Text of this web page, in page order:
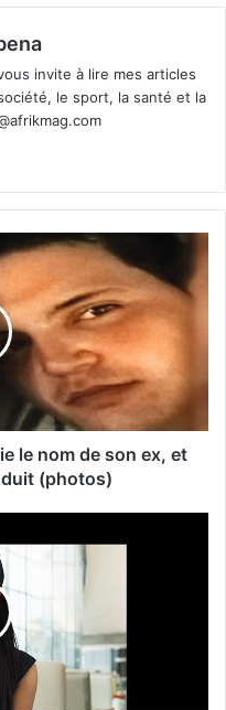
invite à lire mes articles
le sport, la santé et la
le nom de son ex, et
(photos)